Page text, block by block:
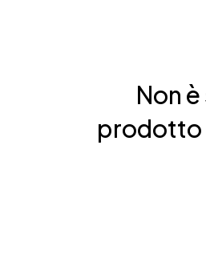
Non
prodotto